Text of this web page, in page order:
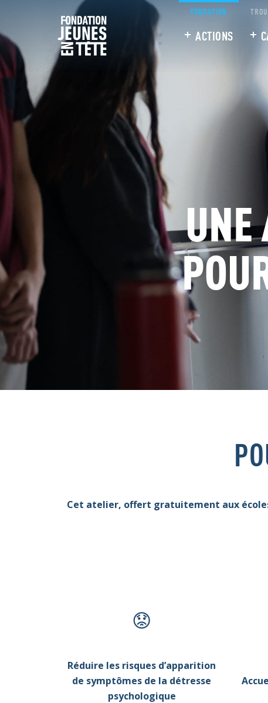
FONDATION
ACTIONS
UNE
Cet atelier, offert gratuitement aux
😟
Réduire les risques d’apparition
de symptômes de la détresse
psychologique